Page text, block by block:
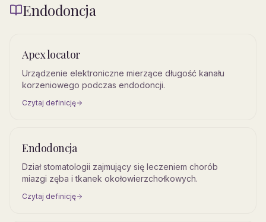
Endodoncja
Apex locator
Urządzenie elektroniczne mierzące długość kanału
korzeniowego podczas endodoncji.
Czytaj definicję
Endodoncja
Dział stomatologii zajmujący się leczeniem chorób
miazgi zęba i tkanek okołowierzchołkowych.
Czytaj definicję